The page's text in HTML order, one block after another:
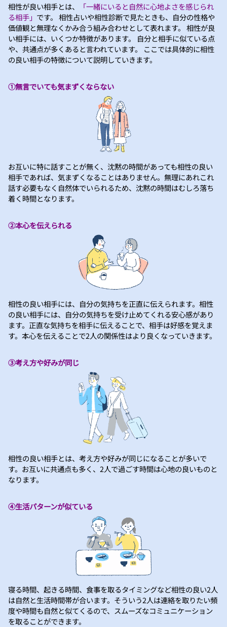
相性が良い相手とは、
「一緒にいると自然に心地よさを感じられ
る相手」 です。 相性占いや相性診断で見たときも、自分の性格や
価値観と無理なくかみ合う組み合わせとして表れます。 相性が良
い相手には、いくつか特徴があります。 自分と相手に似ている点
や、共通点が多くあると言われています。 ここでは具体的に相性
の良い相手の特徴について説明していきます。
①無言でいても気まずくならない
お互いに特に話すことが無く、沈黙の時間があっても相性の良い
相手であれば、気まずくなることはありません。無理にあれこれ
話す必要もなく自然体でいられるため、沈黙の時間はむしろ落ち
着く時間となります。
②本心を伝えられる
相性の良い相手には、自分の気持ちを正直に伝えられます。相性
の良い相手には、自分の気持ちを受け止めてくれる安心感があり
ます。正直な気持ちを相手に伝えることで、相手は好感を覚えま
す。本心を伝えることで2人の関係性はより良くなっていきます。
③考え方や好みが同じ
相性の良い相手とは、考え方や好みが同じになることが多いで
す。お互いに共通点も多く、2人で過ごす時間は心地の良いものと
なります。
④生活パターンが似ている
寝る時間、起きる時間、食事を取るタイミングなど相性の良い2人
は自然と生活時間帯が合います。そういう2人は連絡を取りたい頻
度や時間も自然と似てくるので、スムーズなコミュニケーション
を取ることができます。